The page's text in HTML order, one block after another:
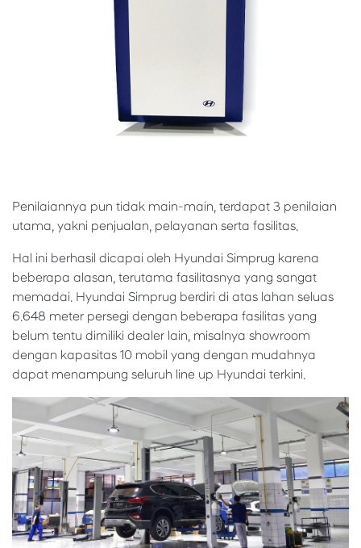
Penilaiannya pun tidak main-main, terdapat 3 penilaian
utama, yakni penjualan, pelayanan serta fasilitas.
Hal ini berhasil dicapai oleh Hyundai Simprug karena
beberapa alasan, terutama fasilitasnya yang sangat
memadai. Hyundai Simprug berdiri di atas lahan seluas
6.648 meter persegi dengan beberapa fasilitas yang
belum tentu dimiliki dealer lain, misalnya showroom
dengan kapasitas 10 mobil yang dengan mudahnya
dapat menampung seluruh line up Hyundai terkini.